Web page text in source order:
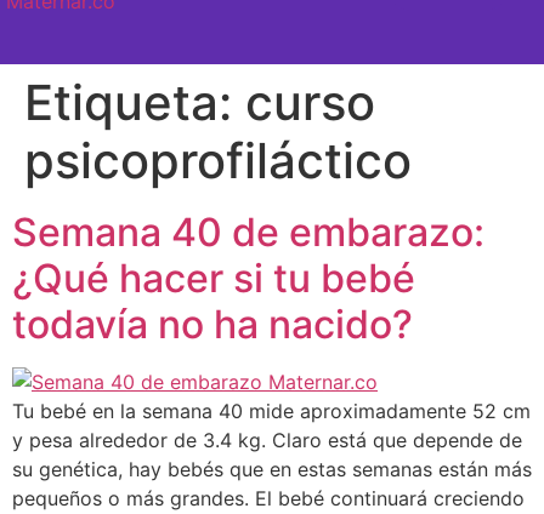
Etiqueta: curso
psicoprofiláctico
Semana 40 de embarazo:
¿Qué hacer si tu bebé
todavía no ha nacido?
Tu bebé en la semana 40 mide aproximadamente 52 cm
y pesa alrededor de 3.4 kg. Claro está que depende de
su genética, hay bebés que en estas semanas están más
pequeños o más grandes. El bebé continuará creciendo